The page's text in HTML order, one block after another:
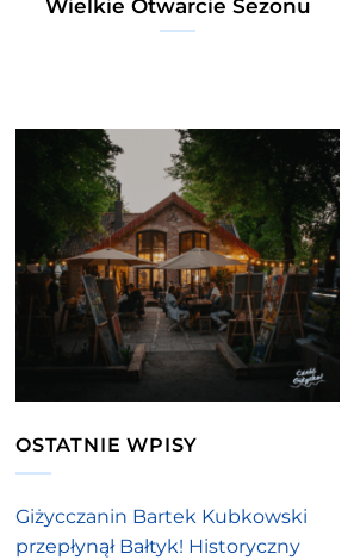
Wielkie Otwarcie Sezonu
OSTATNIE WPISY
Giżycczanin Bartek Kubkowski
przepłynął Bałtyk! Historyczny